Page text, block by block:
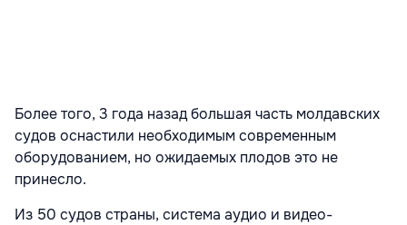
Более того, 3 года назад большая часть молдавских
судов оснастили необходимым современным
оборудованием, но ожидаемых плодов это не
принесло.
Из 50 судов страны, система аудио и видео-